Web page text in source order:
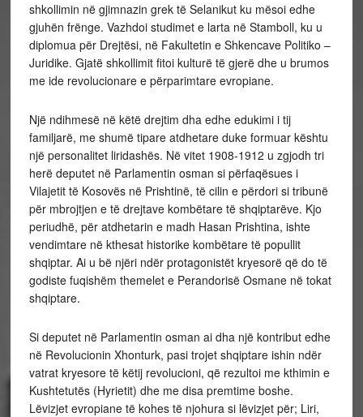
shkollimin në gjimnazin grek të Selanikut ku mësoi edhe
gjuhën frënge. Vazhdoi studimet e larta në Stamboll, ku u
diplomua për Drejtësi, në Fakultetin e Shkencave Politiko –
Juridike. Gjatë shkollimit fitoi kulturë të gjerë dhe u brumos
me ide revolucionare e përparimtare evropiane.
Një ndihmesë në këtë drejtim dha edhe edukimi i tij
familjarë, me shumë tipare atdhetare duke formuar kështu
një personalitet liridashës. Në vitet 1908-1912 u zgjodh tri
herë deputet në Parlamentin osman si përfaqësues i
Vilajetit të Kosovës në Prishtinë, të cilin e përdori si tribunë
për mbrojtjen e të drejtave kombëtare të shqiptarëve. Kjo
periudhë, për atdhetarin e madh Hasan Prishtina, ishte
vendimtare në kthesat historike kombëtare të popullit
shqiptar. Ai u bë njëri ndër protagonistët kryesorë që do të
godiste fuqishëm themelet e Perandorisë Osmane në tokat
shqiptare.
Si deputet në Parlamentin osman ai dha një kontribut edhe
në Revolucionin Xhonturk, pasi trojet shqiptare ishin ndër
vatrat kryesore të këtij revolucioni, që rezultoi me kthimin e
Kushtetutës (Hyrietit) dhe me disa premtime boshe.
Lëvizjet evropiane të kohes të njohura si lëvizjet për; Liri,